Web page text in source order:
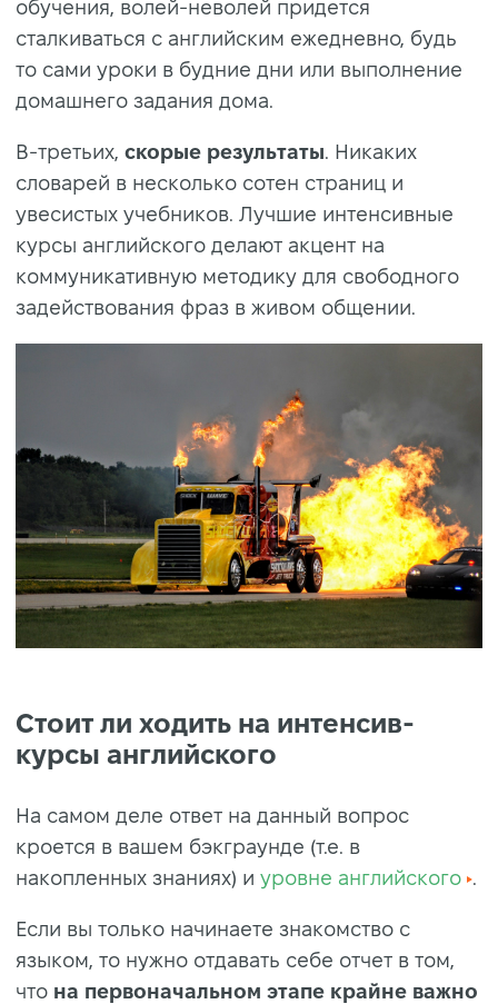
обучения, волей-неволей придется
сталкиваться с английским ежедневно, будь
то сами уроки в будние дни или выполнение
домашнего задания дома.
В-третьих, скорые результаты. Никаких
словарей в несколько сотен страниц и
увесистых учебников. Лучшие интенсивные
курсы английского делают акцент на
коммуникативную методику для свободного
задействования фраз в живом общении.
Стоит ли ходить на интенсив-
курсы английского
На самом деле ответ на данный вопрос
кроется в вашем бэкграунде (т.е. в
накопленных знаниях) и уровне английского .
Если вы только начинаете знакомство с
языком, то нужно отдавать себе отчет в том,
что на первоначальном этапе крайне важно